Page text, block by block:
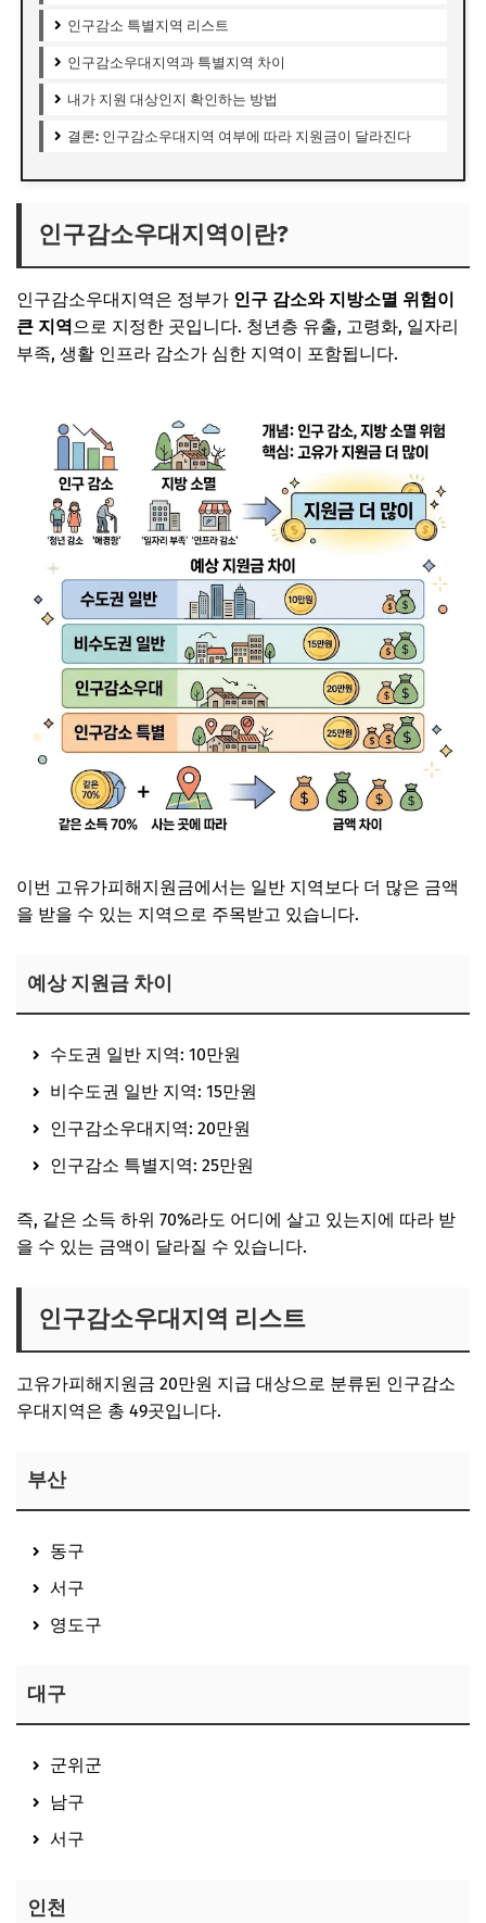
인구감소 특별지역 리스트
인구감소우대지역과 특별지역 차이
내가 지원 대상인지 확인하는 방법
결론: 인구감소우대지역 여부에 따라 지원금이 달라진다
인구감소우대지역이란?
인구감소우대지역은 정부가 인구 감소와 지방소멸 위험이
큰 지역으로 지정한 곳입니다. 청년층 유출, 고령화, 일자리
부족, 생활 인프라 감소가 심한 지역이 포함됩니다.
이번 고유가피해지원금에서는 일반 지역보다 더 많은 금액
을 받을 수 있는 지역으로 주목받고 있습니다.
예상 지원금 차이
수도권 일반 지역: 10만원
비수도권 일반 지역: 15만원
인구감소우대지역: 20만원
인구감소 특별지역: 25만원
즉, 같은 소득 하위 70%라도 어디에 살고 있는지에 따라 받
을 수 있는 금액이 달라질 수 있습니다.
인구감소우대지역 리스트
고유가피해지원금 20만원 지급 대상으로 분류된 인구감소
우대지역은 총 49곳입니다.
부산
동구
서구
영도구
대구
군위군
남구
서구
인천